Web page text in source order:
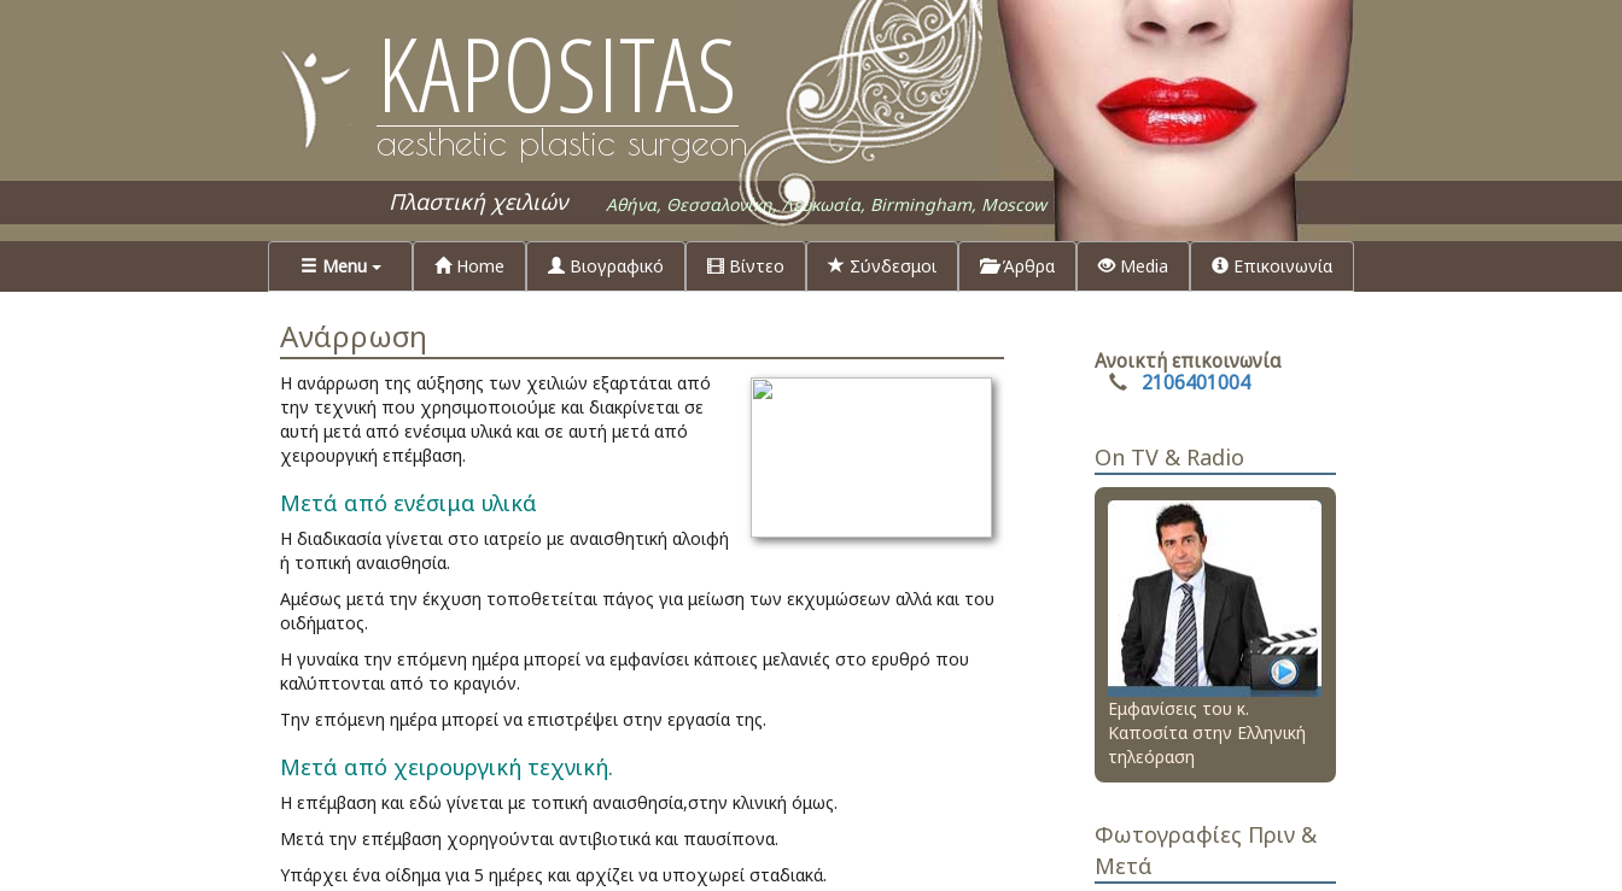
KAPOSITAS
aesthetic plastic surgeon
Πλαστική χειλιών Αθήνα, Θεσσαλονίκη, Λευκωσία, Birmingham, Moscow
Menu Home Βιογραφικό Βίντεο Σύνδεσμοι Άρθρα Media Επικοινωνία
Ανάρρωση
Η ανάρρωση της αύξησης των χειλιών εξαρτάται από
την τεχνική που χρησιμοποιούμε και διακρίνεται σε
αυτή μετά από ενέσιμα υλικά και σε αυτή μετά από
χειρουργική επέμβαση.
Μετά από ενέσιμα υλικά
Η διαδικασία γίνεται στο ιατρείο με αναισθητική αλοιφή
ή τοπική αναισθησία.
Αμέσως μετά την έκχυση τοποθετείται πάγος για μείωση των εκχυμώσεων αλλά και του
οιδήματος.
Η γυναίκα την επόμενη ημέρα μπορεί να εμφανίσει κάποιες μελανιές στο ερυθρό που
καλύπτονται από το κραγιόν.
Την επόμενη ημέρα μπορεί να επιστρέψει στην εργασία της.
Μετά από χειρουργική τεχνική.
Η επέμβαση και εδώ γίνεται με τοπική αναισθησία,στην κλινική όμως.
Μετά την επέμβαση χορηγούνται αντιβιοτικά και παυσίπονα.
Υπάρχει ένα οίδημα για 5 ημέρες και αρχίζει να υποχωρεί σταδιακά.
Ανοικτή επικοινωνία
2106401004
On TV & Radio
Εμφανίσεις του κ.
Καποσίτα στην Ελληνική
τηλεόραση
Φωτογραφίες Πριν &
Μετά